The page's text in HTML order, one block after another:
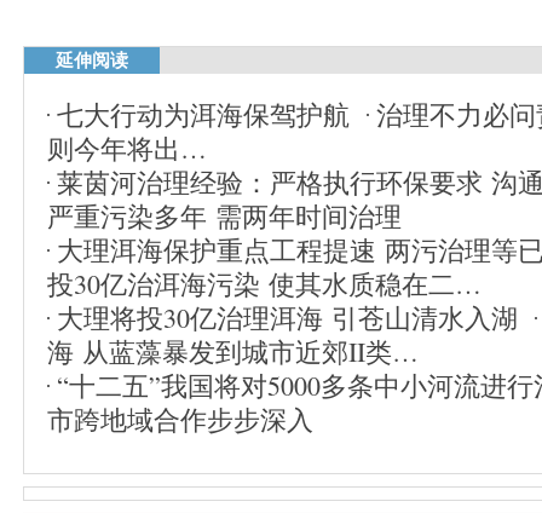
延伸阅读
七大行动为洱海保驾护航
治理不力必
则今年将出…
莱茵河治理经验：严格执行环保要求 沟
严重污染多年 需两年时间治理
大理洱海保护重点工程提速 两污治理等
投30亿治洱海污染 使其水质稳在二…
大理将投30亿治理洱海 引苍山清水入湖
海 从蓝藻暴发到城市近郊II类…
“十二五”我国将对5000多条中小河流进
市跨地域合作步步深入